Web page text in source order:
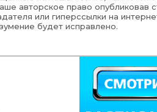
авторское право опубликовав
или гиперссылки на
будет исправлено.